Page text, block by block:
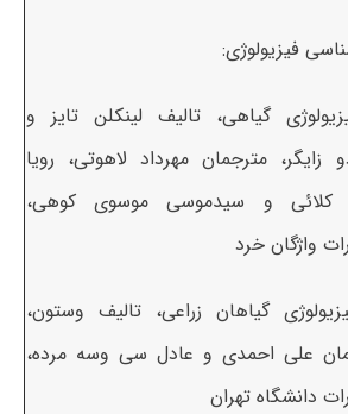
فیزیولوژی:
گیاهی، تالیف لینکلن تایز و
زایگر، مترجمان مهرداد لاهوتی، رویا
کلائی و سیدموسی موسوی کوهی،
واژگان خرد
گیاهان زراعی، تالیف وستون،
علی احمدی و عادل سی وسه مرده،
دانشگاه تهران